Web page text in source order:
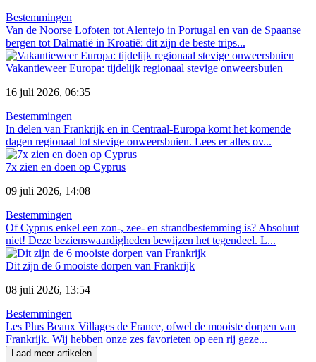
Bestemmingen
Van de Noorse Lofoten tot Alentejo in Portugal en van de Spaanse
bergen tot Dalmatië in Kroatië: dit zijn de beste trips...
Vakantieweer Europa: tijdelijk regionaal stevige onweersbuien
16 juli 2026, 06:35
Bestemmingen
In delen van Frankrijk en in Centraal-Europa komt het komende
dagen regionaal tot stevige onweersbuien. Lees er alles ov...
7x zien en doen op Cyprus
09 juli 2026, 14:08
Bestemmingen
Of Cyprus enkel een zon-, zee- en strandbestemming is? Absoluut
niet! Deze bezienswaardigheden bewijzen het tegendeel. L...
Dit zijn de 6 mooiste dorpen van Frankrijk
08 juli 2026, 13:54
Bestemmingen
Les Plus Beaux Villages de France, ofwel de mooiste dorpen van
Frankrijk. Wij hebben onze zes favorieten op een rij geze...
Laad meer artikelen